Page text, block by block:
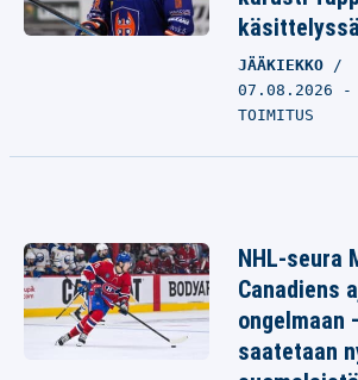
käsittelyssä
JÄÄKIEKKO
07.08.2026 -
TOIMITUS
NHL-seura
Canadiens
ongelmaan
saatetaan